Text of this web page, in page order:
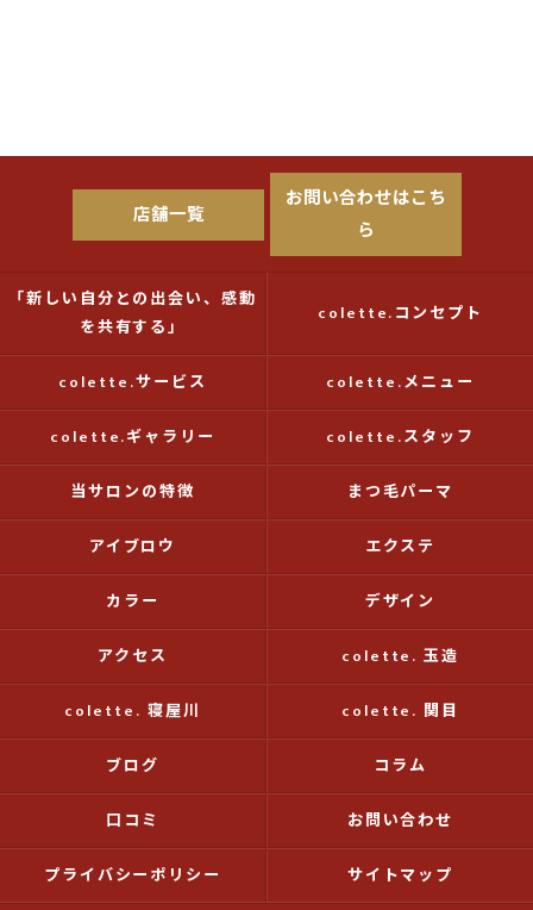
店舗一覧
お問い合わせはこち
ら
「新しい自分との出会い、感動
を共有する」
colette.コンセプト
colette.サービス colette.メニュー
colette.ギャラリー colette.スタッフ
当サロンの特徴 まつ毛パーマ
アイブロウ エクステ
カラー デザイン
アクセス colette. 玉造
colette. 寝屋川 colette. 関目
ブログ コラム
口コミ お問い合わせ
プライバシーポリシー サイトマップ